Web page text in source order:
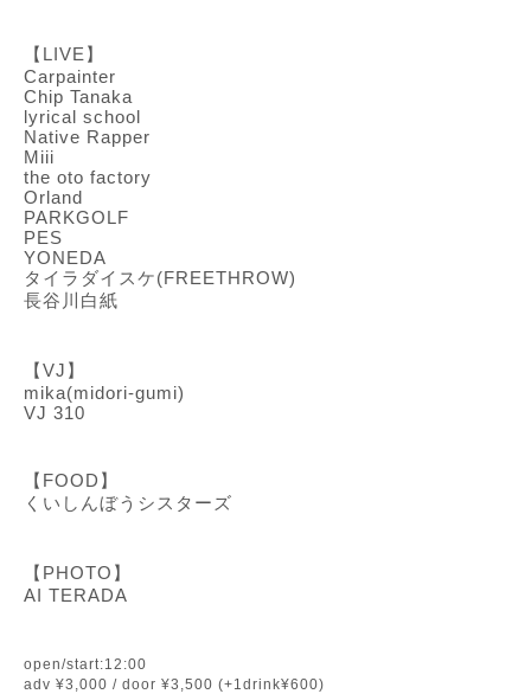
【LIVE】
Carpainter
Chip Tanaka
lyrical school
Native Rapper
Miii
the oto factory
Orland
PARKGOLF
PES
YONEDA
タイラダイスケ(FREETHROW)
長谷川白紙
【VJ】
mika(midori-gumi)
VJ 310
【FOOD】
くいしんぼうシスターズ
【PHOTO】
AI TERADA
open/start:12:00
adv ¥3,000 / door ¥3,500 (+1drink¥600)